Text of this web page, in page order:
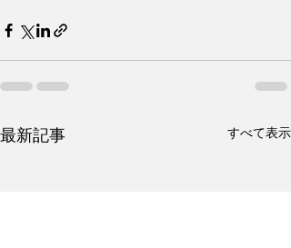
最新記事 すべて表示